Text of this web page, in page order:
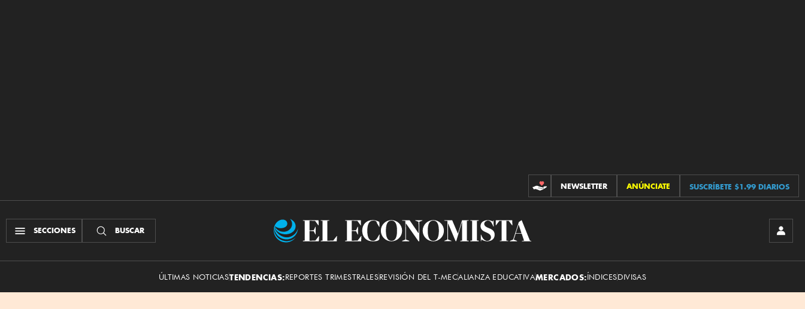
CONTRIBUCIONES
NEWSLETTER ANÚNCIATE SUSCRÍBETE $1.99 DIARIOS
SECCIONES BUSCAR
El
ÚLTIMAS NOTICIASTENDENCIAS:REPORTES TRIMESTRALESREVISIÓN DEL T-MECALIANZA EDUCATIVAMERCADOS:ÍNDICESDIVISAS